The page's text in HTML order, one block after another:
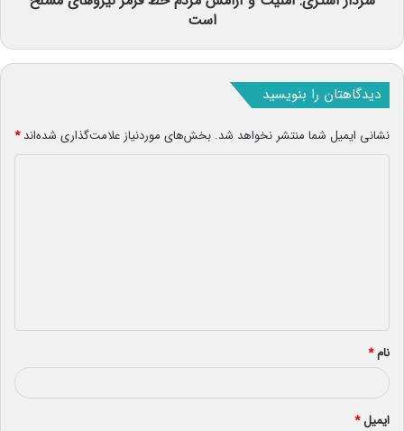
است
دیدگاهتان را بنویسید
نشانی ایمیل شما منتشر نخواهد شد. بخش‌های موردنیاز علامت‌گذاری شده‌اند*
*
نام*
ایمیل*